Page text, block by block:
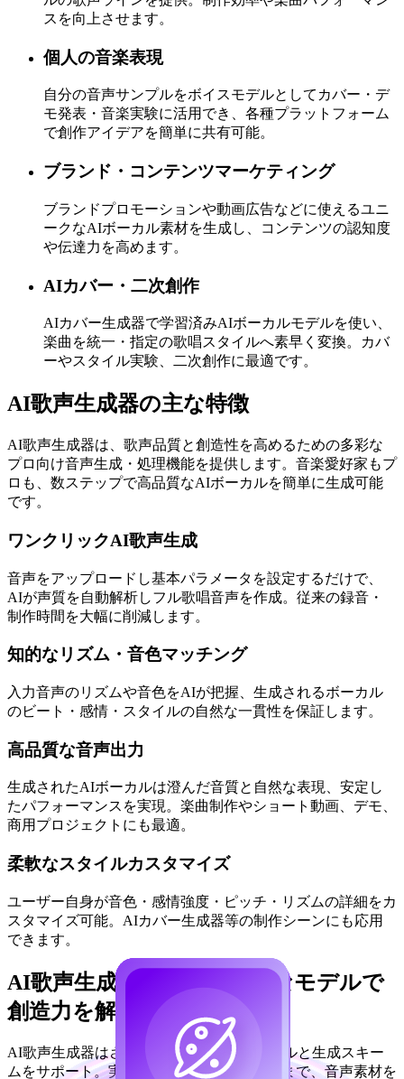
スを向上させます。
個人の音楽表現
自分の音声サンプルをボイスモデルとしてカバー・デ
モ発表・音楽実験に活用でき、各種プラットフォーム
で創作アイデアを簡単に共有可能。
ブランド・コンテンツマーケティング
ブランドプロモーションや動画広告などに使えるユニ
ークなAIボーカル素材を生成し、コンテンツの認知度
や伝達力を高めます。
AIカバー・二次創作
AIカバー生成器で学習済みAIボーカルモデルを使い、
楽曲を統一・指定の歌唱スタイルへ素早く変換。カバ
ーやスタイル実験、二次創作に最適です。
AI歌声生成器の主な特徴
AI歌声生成器は、歌声品質と創造性を高めるための多彩な
プロ向け音声生成・処理機能を提供します。音楽愛好家もプ
ロも、数ステップで高品質なAIボーカルを簡単に生成可能
です。
ワンクリックAI歌声生成
音声をアップロードし基本パラメータを設定するだけで、
AIが声質を自動解析しフル歌唱音声を作成。従来の録音・
制作時間を大幅に削減します。
知的なリズム・音色マッチング
入力音声のリズムや音色をAIが把握、生成されるボーカル
のビート・感情・スタイルの自然な一貫性を保証します。
高品質な音声出力
生成されたAIボーカルは澄んだ音質と自然な表現、安定し
たパフォーマンスを実現。楽曲制作やショート動画、デモ、
商用プロジェクトにも最適。
柔軟なスタイルカスタマイズ
ユーザー自身が音色・感情強度・ピッチ・リズムの詳細をカ
スタマイズ可能。AIカバー生成器等の制作シーンにも応用
できます。
AI歌声生成器モデル：多様なモデルで
創造力を解放
AI歌声生成器はさまざまなAIボーカルモデルと生成スキー
ムをサポート。実験的な創作からプロ制作まで、音声素材を